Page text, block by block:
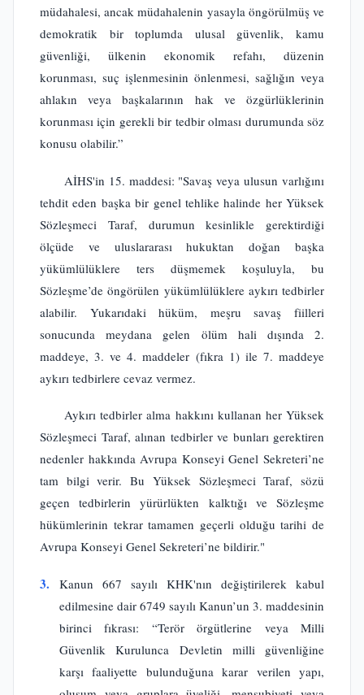
müdahalesi, ancak müdahalenin yasayla öngörülmüş ve
demokratik bir toplumda ulusal güvenlik, kamu
güvenliği, ülkenin ekonomik refahı, düzenin
korunması, suç işlenmesinin önlenmesi, sağlığın veya
ahlakın veya başkalarının hak ve özgürlüklerinin
korunması için gerekli bir tedbir olması durumunda söz
konusu olabilir.”
AİHS'in 15. maddesi: "Savaş veya ulusun varlığını
tehdit eden başka bir genel tehlike halinde her Yüksek
Sözleşmeci Taraf, durumun kesinlikle gerektirdiği
ölçüde ve uluslararası hukuktan doğan başka
yükümlülüklere ters düşmemek koşuluyla, bu
Sözleşme’de öngörülen yükümlülüklere aykırı tedbirler
alabilir. Yukarıdaki hüküm, meşru savaş fiilleri
sonucunda meydana gelen ölüm hali dışında 2.
maddeye, 3. ve 4. maddeler (fıkra 1) ile 7. maddeye
aykırı tedbirlere cevaz vermez.
Aykırı tedbirler alma hakkını kullanan her Yüksek
Sözleşmeci Taraf, alınan tedbirler ve bunları gerektiren
nedenler hakkında Avrupa Konseyi Genel Sekreteri’ne
tam bilgi verir. Bu Yüksek Sözleşmeci Taraf, sözü
geçen tedbirlerin yürürlükten kalktığı ve Sözleşme
hükümlerinin tekrar tamamen geçerli olduğu tarihi de
Avrupa Konseyi Genel Sekreteri’ne bildirir."
3.
Kanun 667 sayılı KHK'nın değiştirilerek kabul
edilmesine dair 6749 sayılı Kanun’un 3. maddesinin
birinci fıkrası: “Terör örgütlerine veya Milli
Güvenlik Kurulunca Devletin milli güvenliğine
karşı faaliyette bulunduğuna karar verilen yapı,